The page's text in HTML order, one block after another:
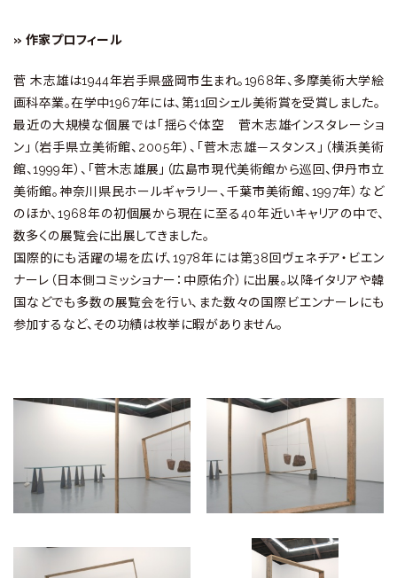
» 作家プロフィール
菅 木志雄は1944年岩手県盛岡市生まれ。1968年、多摩美術大学絵
画科卒業。在学中1967年には、第11回シェル美術賞を受賞しました。
最近の大規模な個展では「揺らぐ体空 菅木志雄インスタレーショ
ン」（岩手県立美術館、2005年）、「菅木志雄—スタンス」（横浜美術
館、1999年）、「菅木志雄展」（広島市現代美術館から巡回、伊丹市立
美術館。神奈川県民ホールギャラリー、千葉市美術館、1997年）など
のほか、1968年の初個展から現在に至る40年近いキャリアの中で、
数多くの展覧会に出展してきました。
国際的にも活躍の場を広げ、1978年には第38回ヴェネチア・ビエン
ナーレ（日本側コミッショナー：中原佑介）に出展。以降イタリアや韓
国などでも多数の展覧会を行い、また数々の国際ビエンナーレにも
参加するなど、その功績は枚挙に暇がありません。